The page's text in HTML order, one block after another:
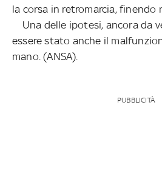
la corsa in retromarcia, finendo
Una delle ipotesi, ancora da
essere stato anche il
mano. (ANSA).
PUBBLICITÀ